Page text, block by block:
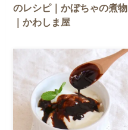
のレシピ｜かぼちゃの煮物
｜かわしま屋